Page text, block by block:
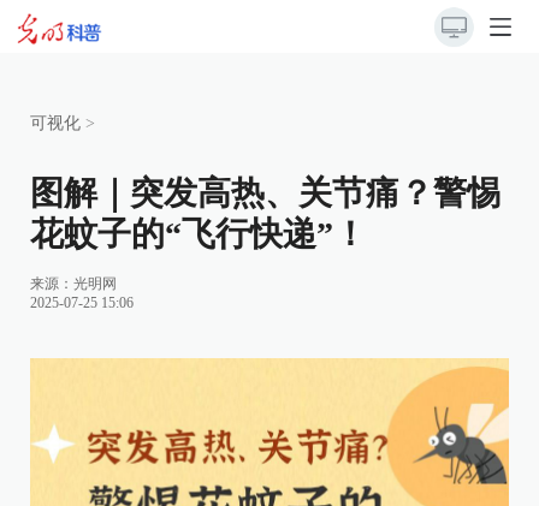
可视化 >
图解｜突发高热、关节痛？警惕
花蚊子的“飞行快递”！
来源： 光明网
2025-07-25 15:06